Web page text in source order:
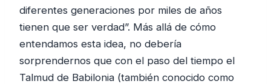
diferentes generaciones por miles de años
tienen que ser verdad”. Más allá de cómo
entendamos esta idea, no debería
sorprendernos que con el paso del tiempo el
Talmud de Babilonia (también conocido como